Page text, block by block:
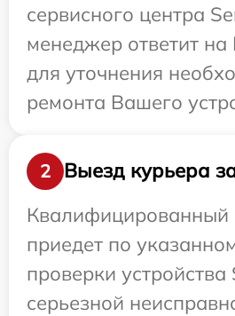
сервисного центра
менеджер ответит
для уточнения
ремонта Вашего
2
Выезд курьера
приедет по
проверки
серьезной